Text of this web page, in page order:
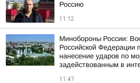
Россию
11:12
Минобороны России:
Российской Федерации
нанесение ударов по
задействованным в
11:47